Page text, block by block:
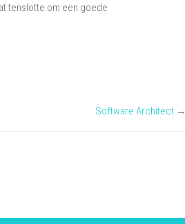
tenslotte om een goede
Software Architect →